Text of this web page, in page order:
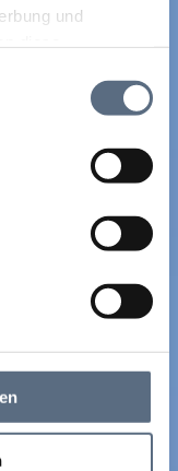
und
haben oder die
gesammelt